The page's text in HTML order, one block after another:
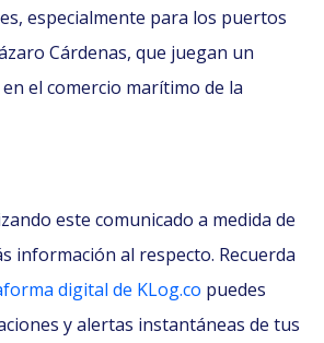
especialmente para los puertos
Cárdenas, que juegan un
el comercio marítimo de la
este comunicado a medida de
información al respecto. Recuerda
digital de KLog.co puedes
y alertas instantáneas de tus